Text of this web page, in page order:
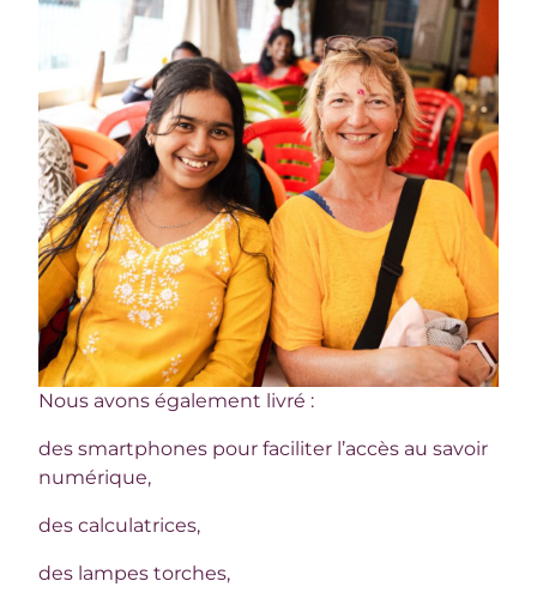
Nous avons également livré :
des smartphones pour faciliter l’accès au savoir
numérique,
des calculatrices,
des lampes torches,